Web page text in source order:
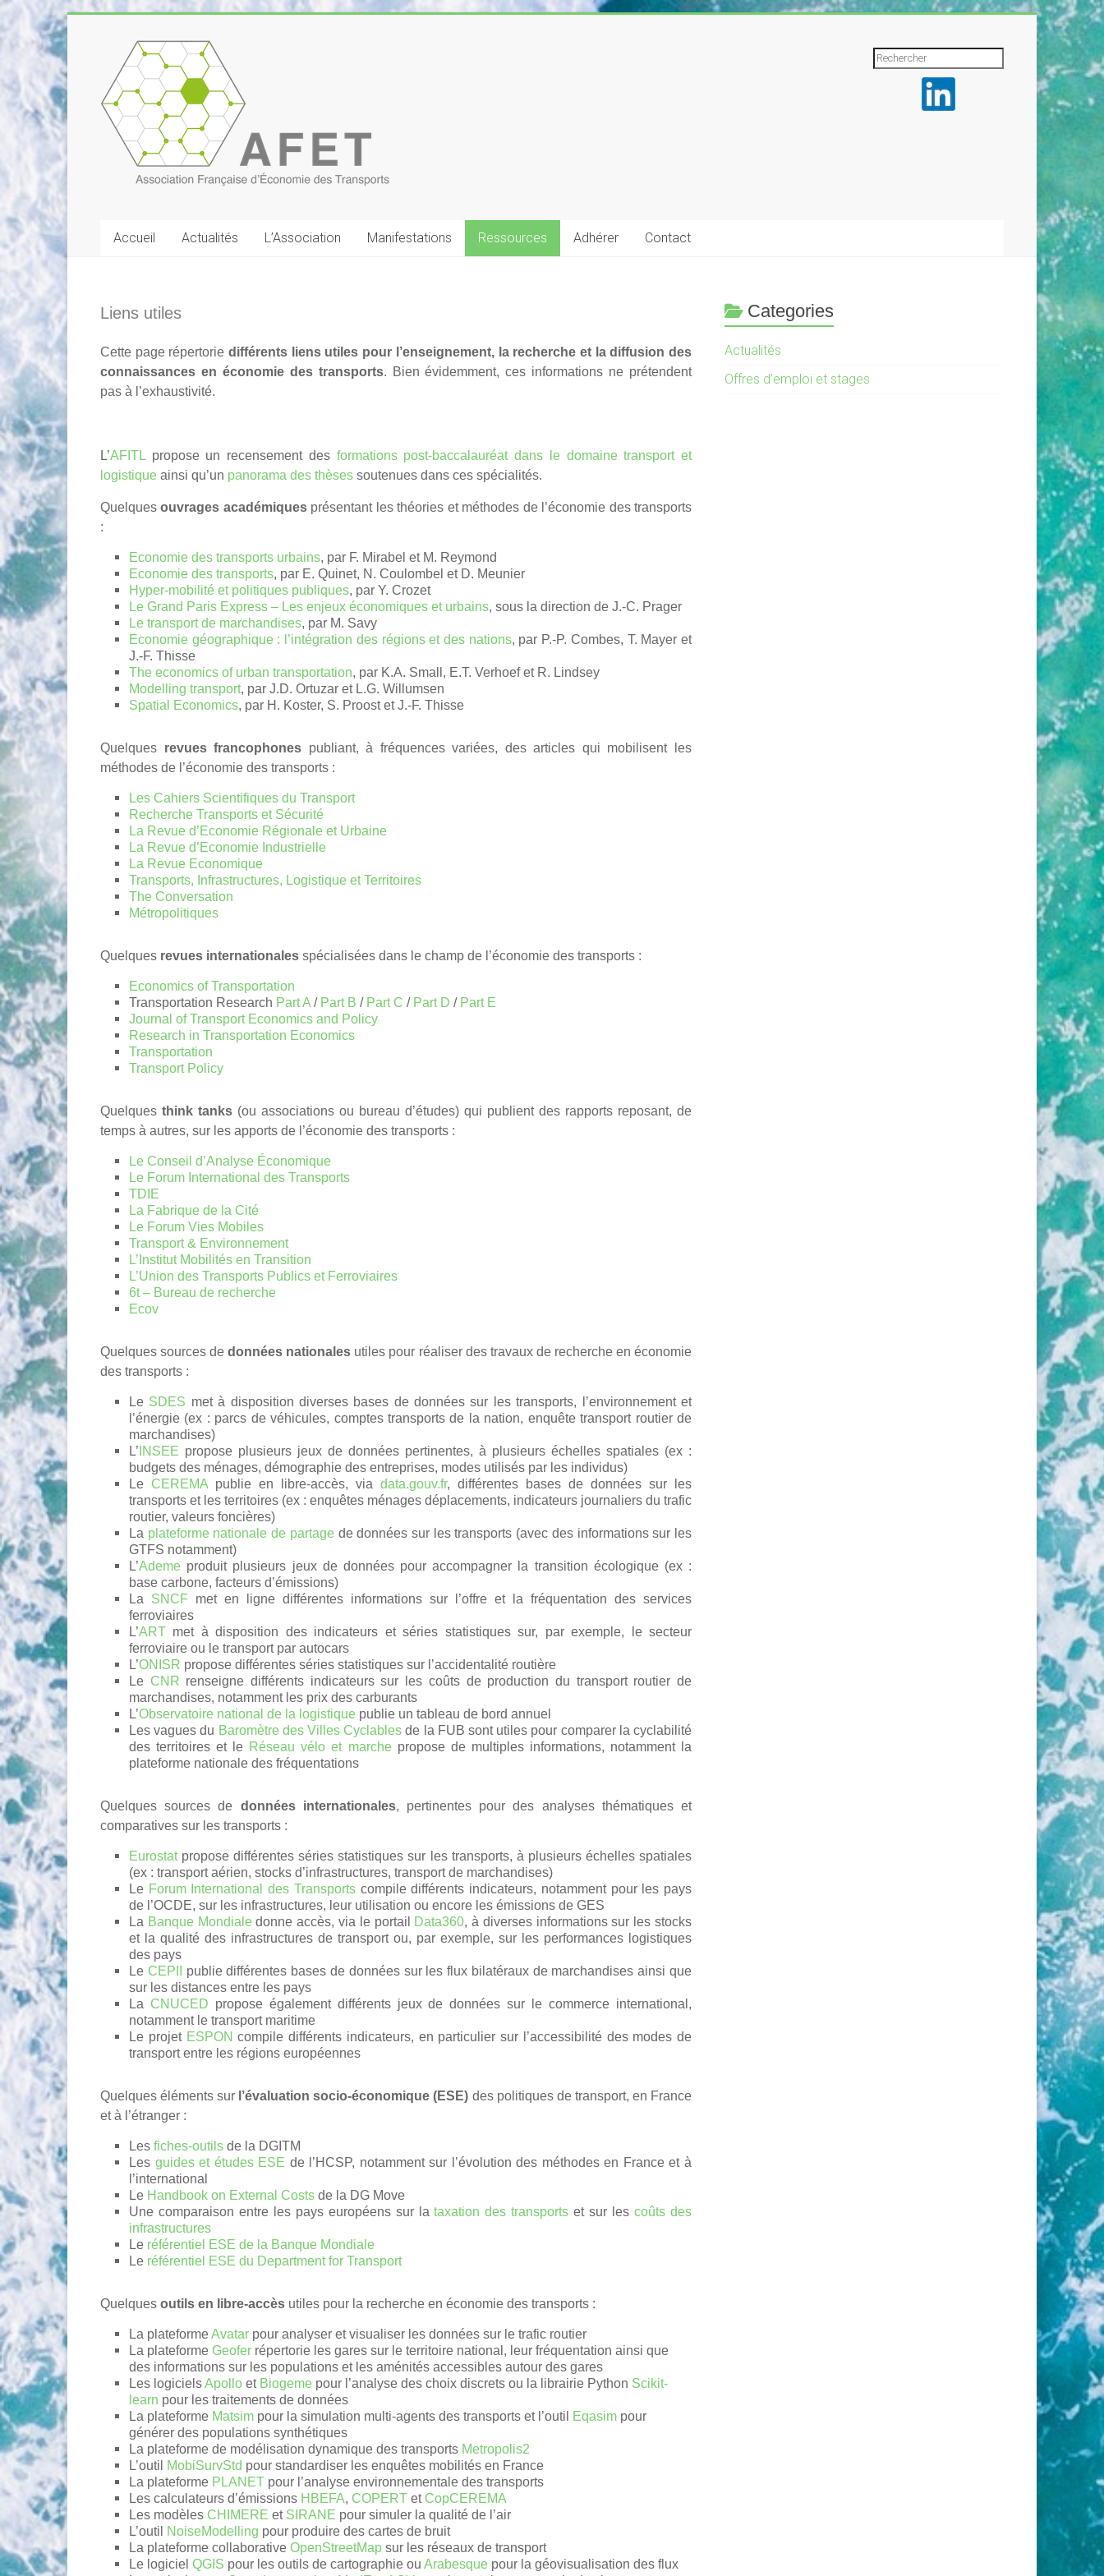
Skip
to
Association
Française
d'Économie
des
Transports
Accueil Actualités L’Association Manifestations Ressources Adhérer Contact
Liens utiles
Cette page répertoriedifférents liens utiles pour l’enseignement, la recherche et la diffusion des
connaissances en économie des transports. Bien évidemment, ces informations ne prétendent
pas à l’exhaustivité.
L’AFITL propose un recensement des formations post-baccalauréat dans le domaine transport et
logistique ainsi qu’un panorama des thèses soutenues dans ces spécialités.
Quelquesouvrages académiquesprésentant les théories et méthodes de l’économie des transports
:
Economie des transports urbains, par F. Mirabel et M. Reymond
Economie des transports, par E. Quinet, N. Coulombel et D. Meunier
Hyper-mobilité et politiques publiques, par Y. Crozet
Le Grand Paris Express – Les enjeux économiques et urbains, sous la direction de J.-C. Prager
Le transport de marchandises, par M. Savy
Economie géographique : l’intégration des régions et des nations, par P.-P. Combes, T. Mayer et
J.-F. Thisse
The economics of urban transportation, par K.A. Small, E.T. Verhoef et R. Lindsey
Modelling transport, par J.D. Ortuzar et L.G. Willumsen
Spatial Economics, par H. Koster, S. Proost et J.-F. Thisse
Quelques revues francophones publiant, à fréquences variées, des articles qui mobilisent les
méthodes de l’économie des transports :
Les Cahiers Scientifiques du Transport
Recherche Transports et Sécurité
La Revue d’Economie Régionale et Urbaine
La Revue d’Economie Industrielle
La Revue Economique
Transports, Infrastructures, Logistique et Territoires
The Conversation
Métropolitiques
Quelques revues internationales spécialisées dans le champ de l’économie des transports :
Economics of Transportation
Transportation Research Part A / Part B / Part C / Part D / Part E
Journal of Transport Economics and Policy
Research in Transportation Economics
Transportation
Transport Policy
Quelques think tanks (ou associations ou bureau d’études) qui publient des rapports reposant, de
temps à autres, sur les apports de l’économie des transports :
Le Conseil d’Analyse Économique
Le Forum International des Transports
TDIE
La Fabrique de la Cité
Le Forum Vies Mobiles
Transport & Environnement
L’Institut Mobilités en Transition
L’Union des Transports Publics et Ferroviaires
6t – Bureau de recherche
Ecov
Quelques sources dedonnées nationales utiles pour réaliser des travaux de recherche en économie
des transports :
Le SDES met à disposition diverses bases de données sur les transports, l’environnement et
l’énergie (ex : parcs de véhicules, comptes transports de la nation, enquête transport routier de
marchandises)
L’ INSEE propose plusieurs jeux de données pertinentes, à plusieurs échelles spatiales (ex :
budgets des ménages, démographie des entreprises, modes utilisés par les individus)
Le CEREMA publie en libre-accès, via data.gouv.fr, différentes bases de données sur les
transports et les territoires (ex : enquêtes ménages déplacements, indicateurs journaliers du trafic
routier, valeurs foncières)
La plateforme nationale de partagede données sur les transports (avec des informations sur les
GTFS notamment)
L’Ademe produit plusieurs jeux de données pour accompagner la transition écologique (ex :
base carbone, facteurs d’émissions)
La SNCF met en ligne différentes informations sur l’offre et la fréquentation des services
ferroviaires
L’ART met à disposition des indicateurs et séries statistiques sur, par exemple, le secteur
ferroviaire ou le transport par autocars
L’ONISR propose différentes séries statistiques sur l’accidentalité routière
Le CNR renseigne différents indicateurs sur les coûts de production du transport routier de
marchandises, notamment les prix des carburants
L’Observatoire national de la logistique publie un tableau de bord annuel
Les vagues du Baromètre des Villes Cyclables de la FUB sont utiles pour comparer la cyclabilité
des territoires et le Réseau vélo et marchepropose de multiples informations, notamment la
plateforme nationale des fréquentations
Quelques sources de données internationales, pertinentes pour des analyses thématiques et
comparatives sur les transports :
Eurostatpropose différentes séries statistiques sur les transports, à plusieurs échelles spatiales
(ex : transport aérien, stocks d’infrastructures, transport de marchandises)
Le Forum International des Transportscompile différents indicateurs, notamment pour les pays
de l’OCDE, sur les infrastructures, leur utilisation ou encore les émissions de GES
La Banque Mondialedonne accès, via le portail Data360, à diverses informations sur les stocks
et la qualité des infrastructures de transport ou, par exemple, sur les performances logistiques
des pays
Le CEPII
publie différentes bases de données sur les flux bilatéraux de marchandises ainsi que
sur les distances entre les pays
La CNUCED propose également différents jeux de données sur le commerce international,
notamment le transport maritime
Le projet ESPON compile différents indicateurs, en particulier sur l’accessibilité des modes de
transport entre les régions européennes
Quelques éléments sur l’évaluation socio-économique (ESE) des politiques de transport, en France
et à l’étranger :
Les fiches-outils de la DGITM
Les guides et études ESE de l’HCSP, notamment sur l’évolution des méthodes en France et à
l’international
Le Handbook on External Costs de la DG Move
Une comparaison entre les pays européens sur lataxation des transports et sur lescoûts des
infrastructures
Le référentiel ESE de la Banque Mondiale
Le référentiel ESE du Department for Transport
Quelques outils en libre-accès utiles pour la recherche en économie des transports :
La plateformeAvatar pour analyser et visualiser les données sur le trafic routier
La plateforme Geofer répertorie les gares sur le territoire national, leur fréquentation ainsi que
des informations sur les populations et les aménités accessibles autour des gares
Les logicielsApollo et Biogeme pour l’analyse des choix discrets ou la librairie Python Scikit-
learn pour les traitements de données
La plateforme Matsim pour la simulation multi-agents des transports et l’outil Eqasim pour
générer des populations synthétiques
La plateforme de modélisation dynamique des transports Metropolis2
L’outil
MobiSurvStd pour standardiser les enquêtes mobilités en France
La plateforme PLANET pour l’analyse environnementale des transports
Les calculateurs d’émissions HBEFA, COPERT et CopCEREMA
Les modèles CHIMERE et SIRANE pour simuler la qualité de l’air
L’outil
NoiseModelling pour produire des cartes de bruit
La plateforme collaborative OpenStreetMap sur les réseaux de transport
Le logiciel QGIS pour les outils de cartographie ou Arabesque pour la géovisualisation des flux
Categories
Actualités
Offres d’emploi et stages